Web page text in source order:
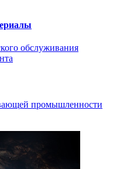
обслуживания
промышленности